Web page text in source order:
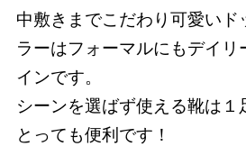
中敷きまでこだわり可愛い
ラーはフォーマルにもデイ
インです。
シーンを選ばず使える靴は１
とっても便利です！